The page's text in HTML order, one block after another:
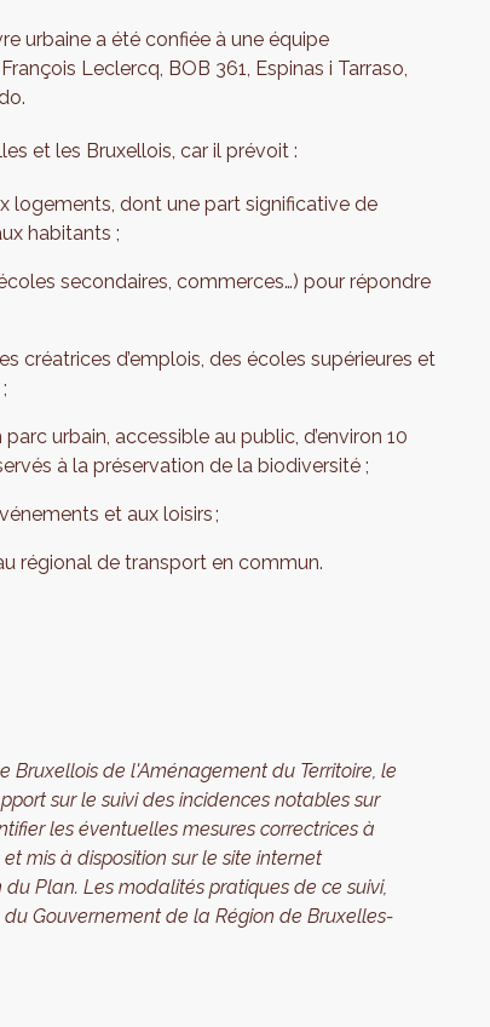
urbaine a été confiée à une équipe
Leclercq, BOB 361, Espinas i Tarraso,
et les Bruxellois, car il prévoit :
logements, dont une part significative de
habitants ;
secondaires, commerces…) pour répondre
créatrices d’emplois, des écoles supérieures et
urbain, accessible au public, d’environ 10
à la préservation de la biodiversité ;
et aux loisirs ;
régional de transport en commun.
de l'Aménagement du Territoire, le
sur le suivi des incidences notables sur
les éventuelles mesures correctrices à
mis à disposition sur le site internet
Plan. Les modalités pratiques de ce suivi,
Gouvernement de la Région de Bruxelles-